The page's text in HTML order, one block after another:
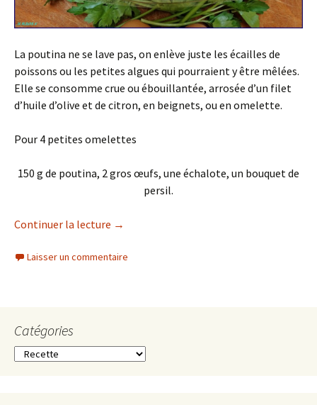
La poutina ne se lave pas, on enlève juste les écailles de
poissons ou les petites algues qui pourraient y être mêlées.
Elle se consomme crue ou ébouillantée, arrosée d’un filet
d’huile d’olive et de citron, en beignets, ou en omelette.
Pour 4 petites omelettes
150 g de poutina, 2 gros œufs, une échalote, un bouquet de
persil.
Continuer la lecture de
→
Laisser un commentaire
Catégories